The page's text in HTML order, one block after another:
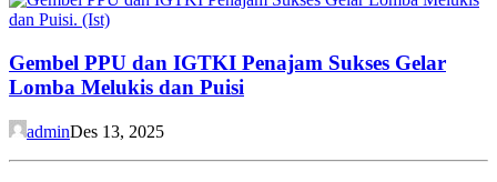
Gembel PPU dan IGTKI Penajam Sukses Gelar
Lomba Melukis dan Puisi
adminDes 13, 2025